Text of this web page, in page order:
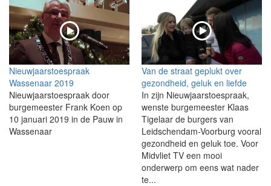
Nieuwjaarstoespraak
Wassenaar 2019
Nieuwjaarstoespraak door
burgemeester Frank Koen op
10 januari 2019 in de Pauw in
Wassenaar
Van de straat geplukt over
gezondheid, geluk en liefde
In zijn Nieuwjaarstoespraak,
wenste burgemeester Klaas
Tigelaar de burgers van
Leidschendam-Voorburg vooral
gezondheid en geluk toe. Voor
Midvliet TV een mooi
onderwerp om eens wat nader
te...